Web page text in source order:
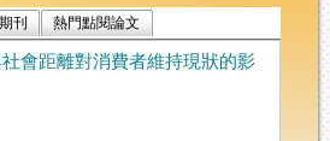
刊 熱門點閱論文
會距離對消費者維持現狀的影